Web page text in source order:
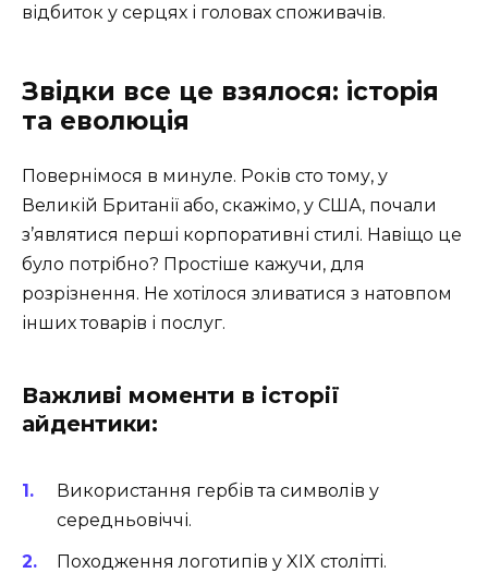
відбиток у серцях і головах споживачів.
Звідки все це взялося: історія
та еволюція
Повернімося в минуле. Років сто тому, у
Великій Британії або, скажімо, у США, почали
з’являтися перші корпоративні стилі. Навіщо це
було потрібно? Простіше кажучи, для
розрізнення. Не хотілося зливатися з натовпом
інших товарів і послуг.
Важливі моменти в історії
айдентики:
Використання гербів та символів у
середньовіччі.
Походження логотипів у XIX столітті.